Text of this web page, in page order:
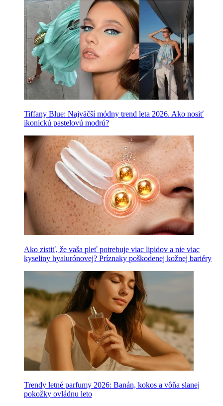
Tiffany Blue: Najväčší módny trend leta 2026. Ako nosiť
ikonickú pastelovú modrú?
Ako zistiť, že vaša pleť potrebuje viac lipidov a nie viac
kyseliny hyalurónovej? Príznaky poškodenej kožnej bariéry
Trendy letné parfumy 2026: Banán, kokos a vôňa slanej
pokožky ovládnu leto